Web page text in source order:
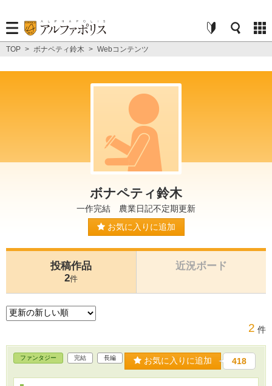
TOP > ボナペティ鈴木 > Webコンテンツ
ボナペティ鈴木
一作完結 農業日記不定期更新
お気に入りに追加
投稿作品
2件
近況ボード
2 件
ファンタジー 完結 長編 お気に入りに追加 418